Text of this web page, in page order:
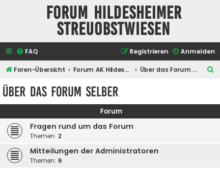
Forum Hildesheimer
Streuobstwiesen
FAQ Anmelden
Registrieren
Foren-Übersicht Forum AK Hildesheimer Streuobstwiesen Über das Forum selber
e
Über das Forum selber
Forum
Fragen rund um das Forum
Themen: 2
Mitteilungen der Administratoren
Themen: 6